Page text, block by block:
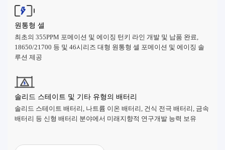
원통형 셀
최초의 355PPM 포메이션 및 에이징 턴키 라인 개발 및 납품 완료,
18650/21700 등 및 46시리즈 대형 원통형 셀 포메이션 및 에이징 솔
루션 제공
솔리드 스테이트 및 기타 유형의 배터리
솔리드 스테이트 배터리, 나트륨 이온 배터리, 건식 전극 배터리, 금속
배터리 등 신형 배터리 분야에서 미래지향적 연구개발 능력 보유